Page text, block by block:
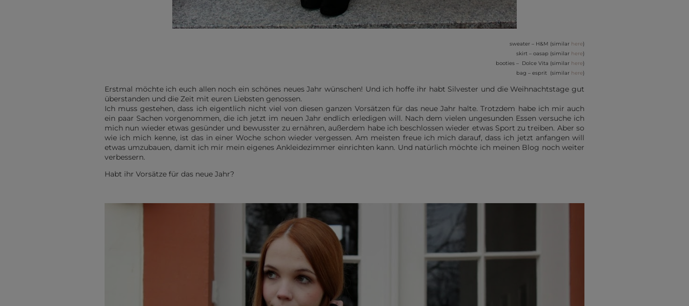
sweater – H&M (similar here)
skirt – oasap (similar here)
booties – Dolce Vita (similar here)
bag – esprit (similar here)
Erstmal möchte ich euch allen noch ein schönes neues Jahr wünschen! Und ich hoffe ihr habt Silvester und die Weihnachtstage gut
überstanden und die Zeit mit euren Liebsten genossen.
Ich muss gestehen, dass ich eigentlich nicht viel von diesen ganzen Vorsätzen für das neue Jahr halte. Trotzdem habe ich mir auch
ein paar Sachen vorgenommen, die ich jetzt im neuen Jahr endlich erledigen will. Nach dem vielen ungesunden Essen versuche ich
mich nun wieder etwas gesünder und bewusster zu ernähren, außerdem habe ich beschlossen wieder etwas Sport zu treiben. Aber so
wie ich mich kenne, ist das in einer Woche schon wieder vergessen. Am meisten freue ich mich darauf, dass ich jetzt anfangen will
etwas umzubauen, damit ich mir mein eigenes Ankleidezimmer einrichten kann. Und natürlich möchte ich meinen Blog noch weiter
verbessern.
Habt ihr Vorsätze für das neue Jahr?